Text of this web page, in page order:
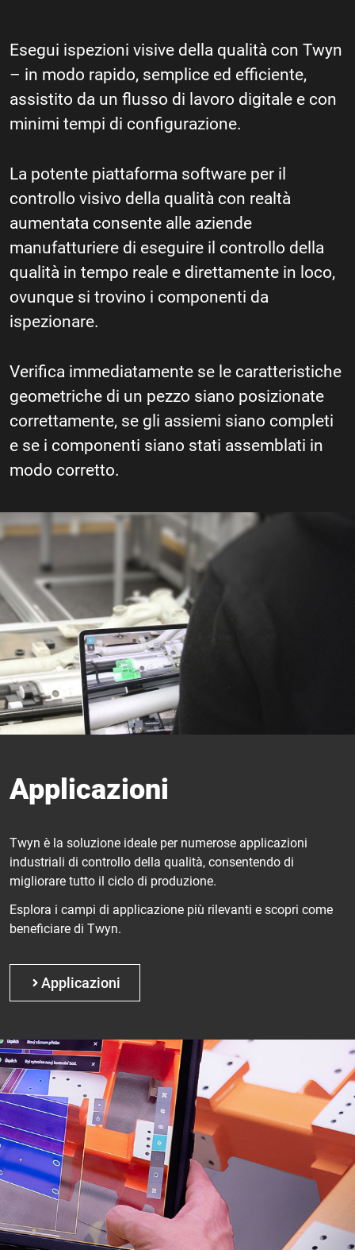
Esegui ispezioni visive della qualità con Twyn
– in modo rapido, semplice ed efficiente,
assistito da un flusso di lavoro digitale e con
minimi tempi di configurazione.
La potente piattaforma software per il
controllo visivo della qualità con realtà
aumentata consente alle aziende
manufatturiere di eseguire il controllo della
qualità in tempo reale e direttamente in loco,
ovunque si trovino i componenti da
ispezionare.
Verifica immediatamente se le caratteristiche
geometriche di un pezzo siano posizionate
correttamente, se gli assiemi siano completi
e se i componenti siano stati assemblati in
modo corretto.
Applicazioni
Twyn è la soluzione ideale per numerose applicazioni
industriali di controllo della qualità, consentendo di
migliorare tutto il ciclo di produzione.
Esplora i campi di applicazione più rilevanti e scopri come
beneficiare di Twyn.
Applicazioni